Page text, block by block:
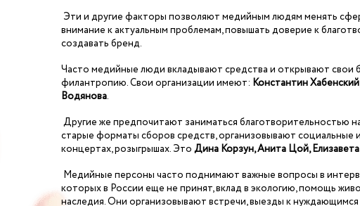
Эти и другие факторы позволяют медийным людям менять
внимание к актуальным проблемам, повышать доверие к
создавать бренд.
Часто медийные люди вкладывают средства и открывают
филантропию. Свои организации имеют: Константин
Водянова.
Другие же предпочитают заниматься
старые форматы сборов средств, организовывают социальные
концертах, розыгрышах. Это Дина Корзун, Анита Цой,
Медийные персоны часто поднимают важные вопросы в
которых в России еще не принят, вклад в экологию, помощь
наследия. Они организовывают встречи, выезды к